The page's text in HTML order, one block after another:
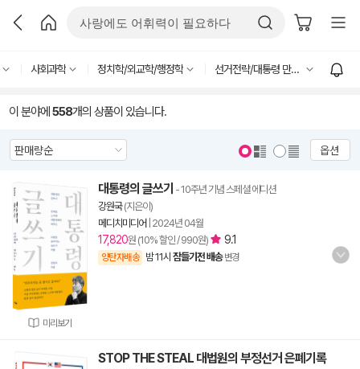
사회과학 정치학/외교학/행정학 선거전략/대통령 만들기
이 분야에 558개의 상품이 있습니다.
옵션
미리보기
대통령의 글쓰기 - 10주년 기념 스페셜 에디션
강원국(지은이)
메디치미디어 2024년 04월
17,820원 (10% 할인 / 990원) 9.1
양탄자배송 밤 11시 잠들기전 배송 변경
STOP THE STEAL 대법원의 부정선거 은폐기록